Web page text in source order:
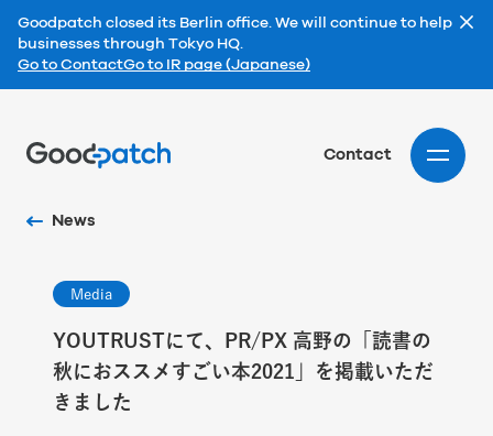
Goodpatch closed its Berlin office. We will continue to help
businesses through Tokyo HQ.
Go to ContactGo to IR page (Japanese)
Contact
News
Media
YOUTRUSTにて、PR/PX 高野の「読書の
秋におススメすごい本2021」を掲載いただ
きました